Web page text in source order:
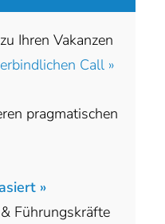
Ihren Vakanzen
Call »
pragmatischen
»
Führungskräfte